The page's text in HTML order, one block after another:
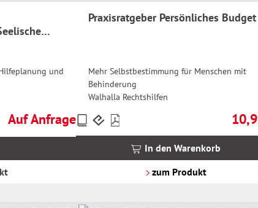
und
Regulärer Preis:
Auf Anfrage
Praxisratgeber Persönliches Budget
Mehr Selbstbestimmung für Menschen mit
Behinderung
Walhalla Rechtshilfen
Preise
inkl.
In den Warenkorb
zum Produkt